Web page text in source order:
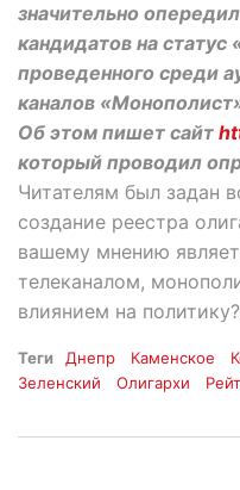
значительно
кандидатов на статус
проведенного среди
каналов
Об этом пишет сайт
который проводил
Читателям был задан
создание реестра
вашему мнению
телеканалом,
влиянием на
Теги Днепр Каменское
Зеленский
Олигархи